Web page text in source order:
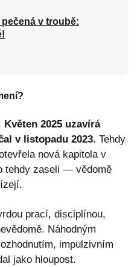
v troubě:
Květen 2025 uzavírá
v listopadu 2023. Tehdy
nová kapitola v
tehdy zaseli — vědomě
prací, disciplínou,
Náhodným
impulzivním
jako hloupost.